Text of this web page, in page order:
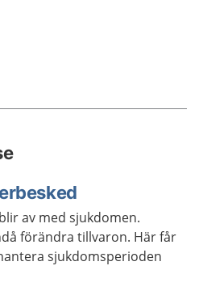
av med sjukdomen.
förändra tillvaron. Här får
sjukdomsperioden